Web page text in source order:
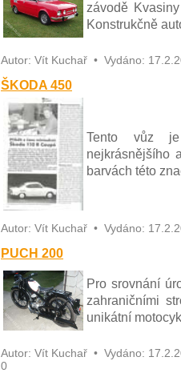
závodě
Konstrukčně
Autor: Vít Kuchař • Vydáno:
ŠKODA 450
Tento vůz je
nejkrásnějšího
barvách této
Autor: Vít Kuchař • Vydáno:
PUCH 200
Pro srovnání
zahraničními
unikátní
Autor: Vít Kuchař • Vydáno:
0